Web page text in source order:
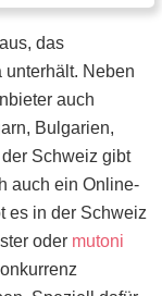
das
unterhält. Neben
auch
Bulgarien,
Schweiz gibt
auch ein Online-
es in der Schweiz
oder mutoni